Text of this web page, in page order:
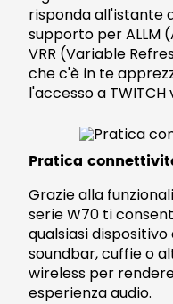
risponda all'istante
supporto per ALLM
VRR (Variable
che c'è in te
l'accesso a TWITCH
Pratica
Grazie alla
serie W70 ti
qualsiasi
soundbar, cuffie o
wireless per
esperienza audio.